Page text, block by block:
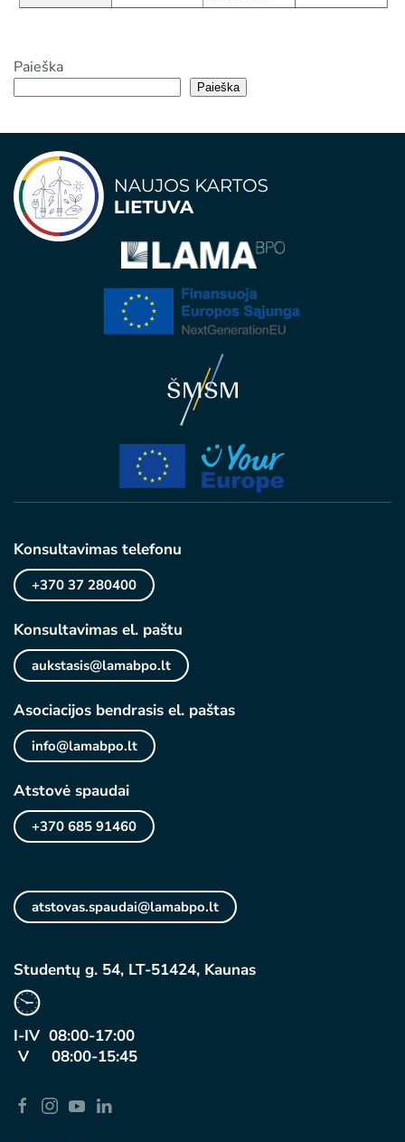
Paieška
Paieška
Konsultavimas telefonu
+370 37 280400
Konsultavimas el. paštu
aukstasis@lamabpo.lt
Asociacijos bendrasis el. paštas
info@lamabpo.lt
Atstovė spaudai
+370 685 91460
atstovas.spaudai@lamabpo.lt
Studentų g. 54, LT-51424, Kaunas
I-IV 08:00-17:00
V 08:00-15:45